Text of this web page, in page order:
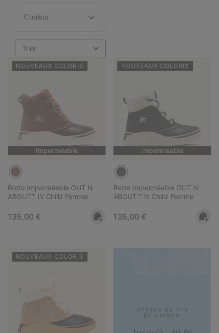
Couleur
Trier
NOUVEAUX COLORIS
Imperméable
Botte Imperméable OUT N
ABOUT™ IV Chillz Femme
Regular price:
135,00 €
NOUVEAUX COLORIS
Imperméable
Botte Imperméable OUT N
ABOUT™ IV Chillz Femme
Regular price:
135,00 €
NOUVEAUX COLORIS
OFFRES DE FIN
DE SAISON